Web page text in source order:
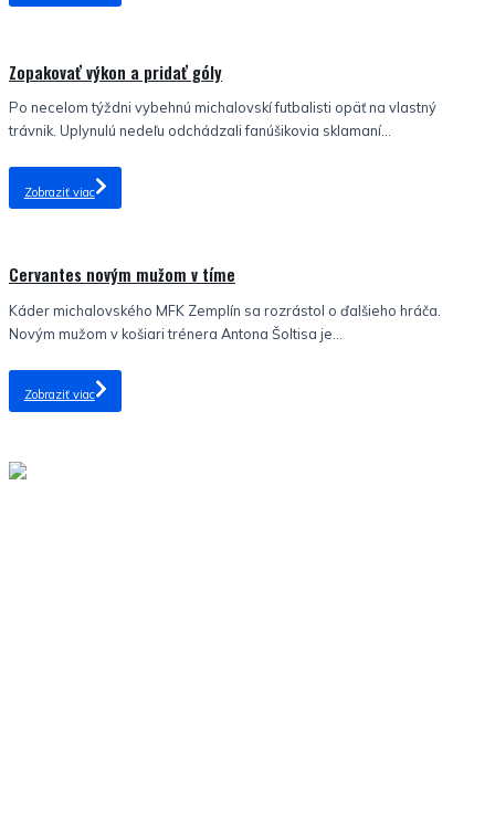
Zopakovať výkon a pridať góly
Po necelom týždni vybehnú michalovskí futbalisti opäť na vlastný
trávnik. Uplynulú nedeľu odchádzali fanúšikovia sklamaní...
Zobraziť viac
Cervantes novým mužom v tíme
Káder michalovského MFK Zemplín sa rozrástol o ďalšieho hráča.
Novým mužom v košiari trénera Antona Šoltisa je...
Zobraziť viac